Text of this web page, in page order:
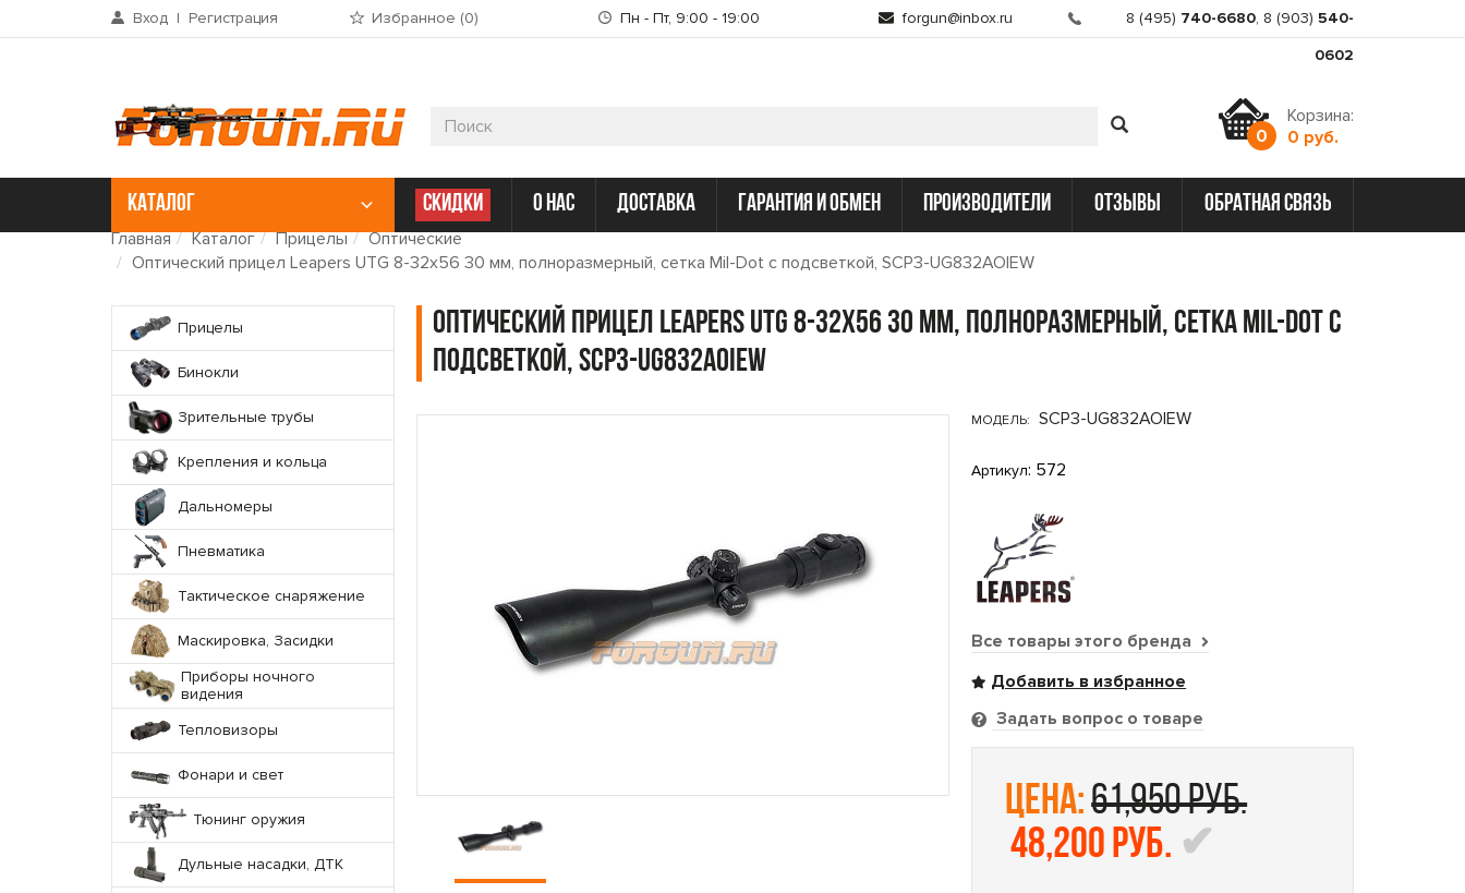
Вход | Регистрация Избранное (0) Пн - Пт, 9:00 - 19:00 forgun@inbox.ru 8 (495) 740-6680, 8 (903) 540-
0602
0
Корзина:
0 руб.
КАТАЛОГ СКИДКИ о нас доставка гарантия и обмен производители отзывы обратная связь
Главная Каталог Прицелы
Оптические
Оптический прицел Leapers UTG 8-32x56 30 мм, полноразмерный, сетка Mil-Dot с подсветкой, SCP3-UG832AOIEW
Прицелы
Бинокли
Зрительные трубы
Крепления и кольца
Дальномеры
Пневматика
Тактическое снаряжение
Маскировка, Засидки
Приборы ночного
видения
Тепловизоры
Фонари и свет
Тюнинг оружия
Дульные насадки, ДТК
Оптический прицел Leapers UTG 8-32x56 30 мм, полноразмерный, сетка Mil-Dot с
подсветкой, SCP3-UG832AOIEW
МОДЕЛЬ: SCP3-UG832AOIEW
Артикул: 572
Все товары этого бренда
Задать вопрос о товаре
цена:61,950 руб.
48,200 руб.